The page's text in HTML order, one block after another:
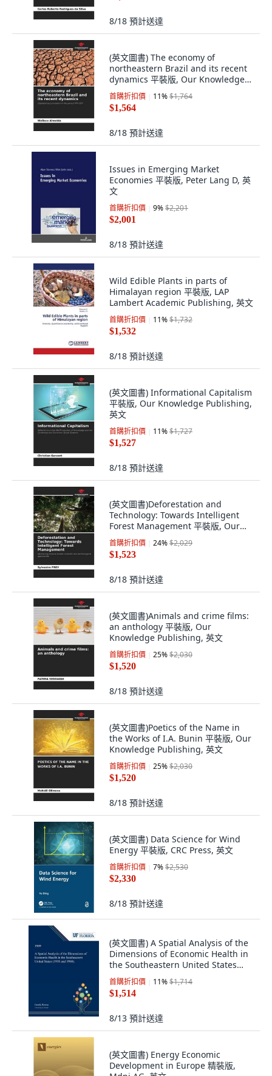
8/18 預計送達
(英文圖書) The economy of
northeastern Brazil and its recent
dynamics 平裝版, Our Knowledge
Publishing, 英文
首購折扣價 11%$1,764
$1,564
8/18 預計送達
Issues in Emerging Market
Economies 平裝版, Peter Lang D, 英
文
首購折扣價 9%$2,201
$2,001
8/18 預計送達
Wild Edible Plants in parts of
Himalayan region 平裝版, LAP
Lambert Academic Publishing, 英文
首購折扣價 11%$1,732
$1,532
8/18 預計送達
(英文圖書) Informational Capitalism
平裝版, Our Knowledge Publishing,
英文
首購折扣價 11%$1,727
$1,527
8/18 預計送達
(英文圖書)Deforestation and
Technology: Towards Intelligent
Forest Management 平裝版, Our
Knowledge Publishing, 英文
首購折扣價 24%$2,029
$1,523
8/18 預計送達
(英文圖書)Animals and crime films:
an anthology 平裝版, Our
Knowledge Publishing, 英文
首購折扣價 25%$2,030
$1,520
8/18 預計送達
(英文圖書)Poetics of the Name in
the Works of I.A. Bunin 平裝版, Our
Knowledge Publishing, 英文
首購折扣價 25%$2,030
$1,520
8/18 預計送達
(英文圖書) Data Science for Wind
Energy 平裝版, CRC Press, 英文
首購折扣價 7%$2,530
$2,330
8/18 預計送達
(英文圖書) A Spatial Analysis of the
Dimensions of Economic Health in
the Southeastern United States
(19... 平裝版, Dissertation Discovery
Company, 英文
首購折扣價 11%$1,714
$1,514
8/13 預計送達
(英文圖書) Energy Economic
Development in Europe 精裝版,